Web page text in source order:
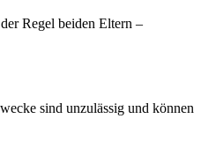
Regel beiden Eltern –
sind unzulässig und können